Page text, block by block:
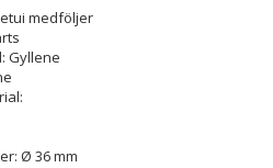
medföljer
Gyllene
Ø 36 mm